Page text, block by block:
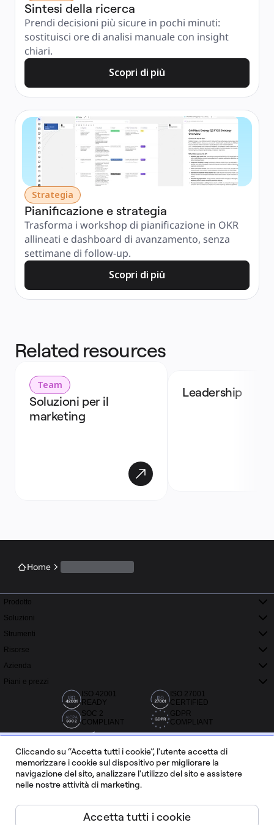
Sintesi della ricerca
Prendi decisioni più sicure in pochi minuti:
sostituisci ore di analisi manuale con insight
chiari.
Scopri di più
Strategia
Pianificazione e strategia
Trasforma i workshop di pianificazione in OKR
allineati e dashboard di avanzamento, senza
settimane di follow-up.
Scopri di più
Related resources
Team
Soluzioni per il
marketing
Leadership
Home
Prodotto
Soluzioni
Strumenti
Risorse
Azienda
Piani e prezzi
ISO 42001
READY
ISO 27001
CERTIFIED
SOC 2
COMPLIANT
GDPR
COMPLIANT
Oltre 20.000 recensioni su Capterra, G2 e Trustradius
Cliccando su “Accetta tutti i cookie”, l'utente accetta di
memorizzare i cookie sul dispositivo per migliorare la
navigazione del sito, analizzare l'utilizzo del sito e assistere
nelle nostre attività di marketing.
Accetta tutti i cookie